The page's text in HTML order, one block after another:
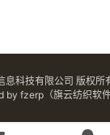
科技有限公司 版权所
by fzerp（旗云纺织软件